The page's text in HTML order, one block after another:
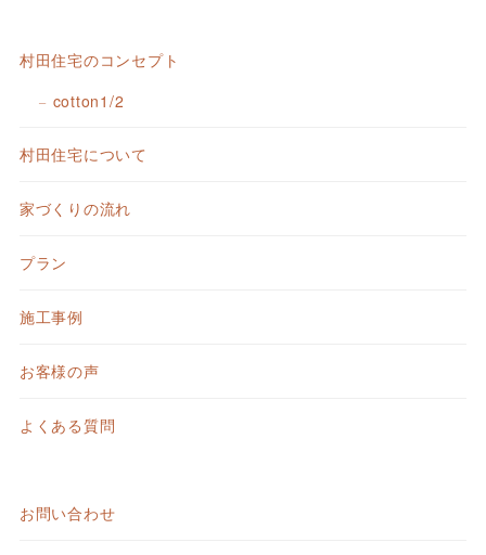
村田住宅のコンセプト
cotton1/2
村田住宅について
家づくりの流れ
プラン
施工事例
お客様の声
よくある質問
お問い合わせ